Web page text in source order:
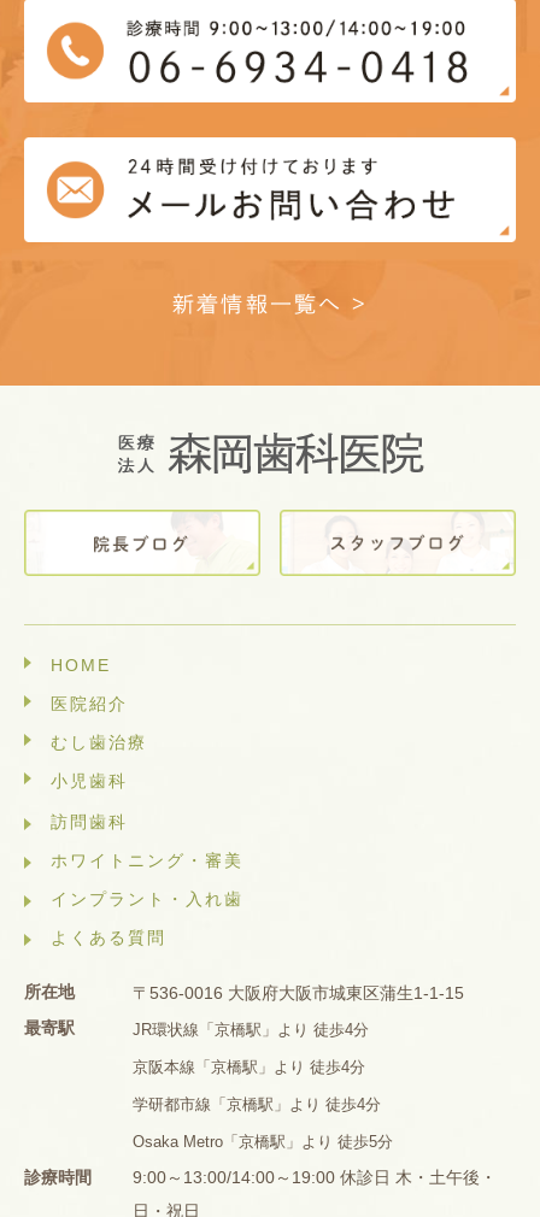
新着情報一覧へ >
HOME
医院紹介
むし歯治療
小児歯科
訪問歯科
ホワイトニング・審美
インプラント・入れ歯
よくある質問
所在地
〒536-0016 大阪府大阪市城東区蒲生1-1-15
最寄駅
JR環状線「京橋駅」より 徒歩4分
京阪本線「京橋駅」より 徒歩4分
学研都市線「京橋駅」より 徒歩4分
Osaka Metro「京橋駅」より 徒歩5分
診療時間
9:00～13:00/14:00～19:00 休診日 木・土午後・
日・祝日